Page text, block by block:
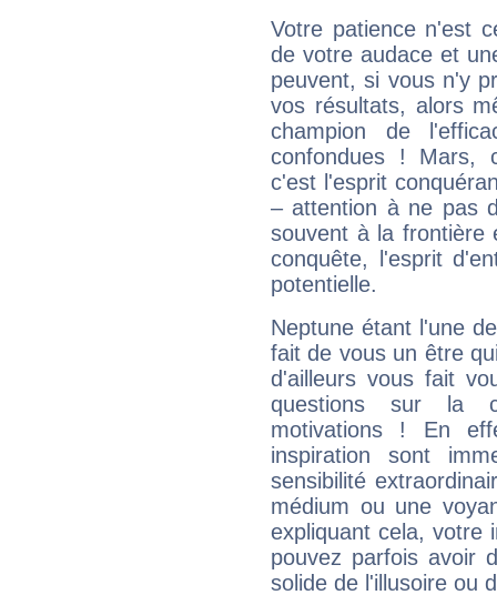
Votre patience n'est
de votre audace et
peuvent, si vous n'y
vos résultats, alors
champion de
confondues ! Mars,
c'est l'esprit
– attention à ne pas
souvent à la frontière
conquête, l'esprit
potentielle.
Neptune étant l'une
fait de vous un être
d'ailleurs vous fait
questions sur la
motivations ! En
inspiration sont
sensibilité
médium ou une
expliquant cela, votre
pouvez parfois avoir
solide de l'illusoire ou